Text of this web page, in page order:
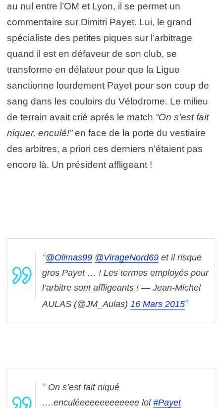
au nul entre l’OM et Lyon, il se permet un
commentaire sur Dimitri Payet. Lui, le grand
spécialiste des petites piques sur l’arbitrage
quand il est en défaveur de son club, se
transforme en délateur pour que la Ligue
sanctionne lourdement Payet pour son coup de
sang dans les couloirs du Vélodrome. Le milieu
de terrain avait crié aprés le match “On s’est fait
niquer, enculé!”en face de la porte du vestiaire
des arbitres, a priori ces derniers n’étaient pas
encore là. Un président affligeant !
@Olimas99 @VirageNord69 et il risque
gros Payet … ! Les termes employés pour
l’arbitre sont affligeants ! — Jean-Michel
AULAS (@JM_Aulas) 16 Mars 2015
On s’est fait niqué
….enculéeeeeeeeeeeee lol #Payet